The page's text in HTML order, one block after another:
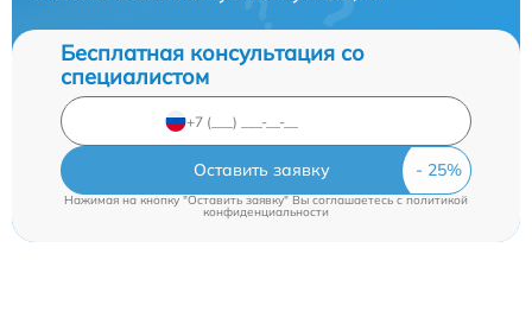
Бесплатная консультация со
специалистом
Оставить заявку
Нажимая на кнопку "Оставить заявку" Вы соглашаетесь c политикой
конфиденциальности